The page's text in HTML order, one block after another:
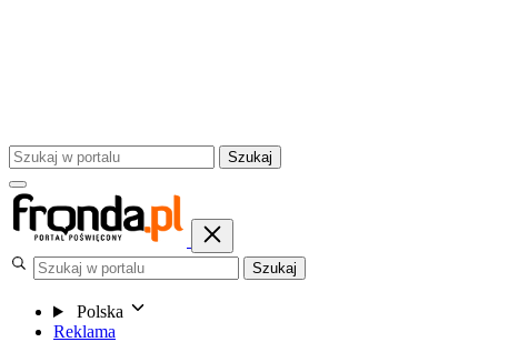
Szukaj
Szukaj
Polska
Reklama